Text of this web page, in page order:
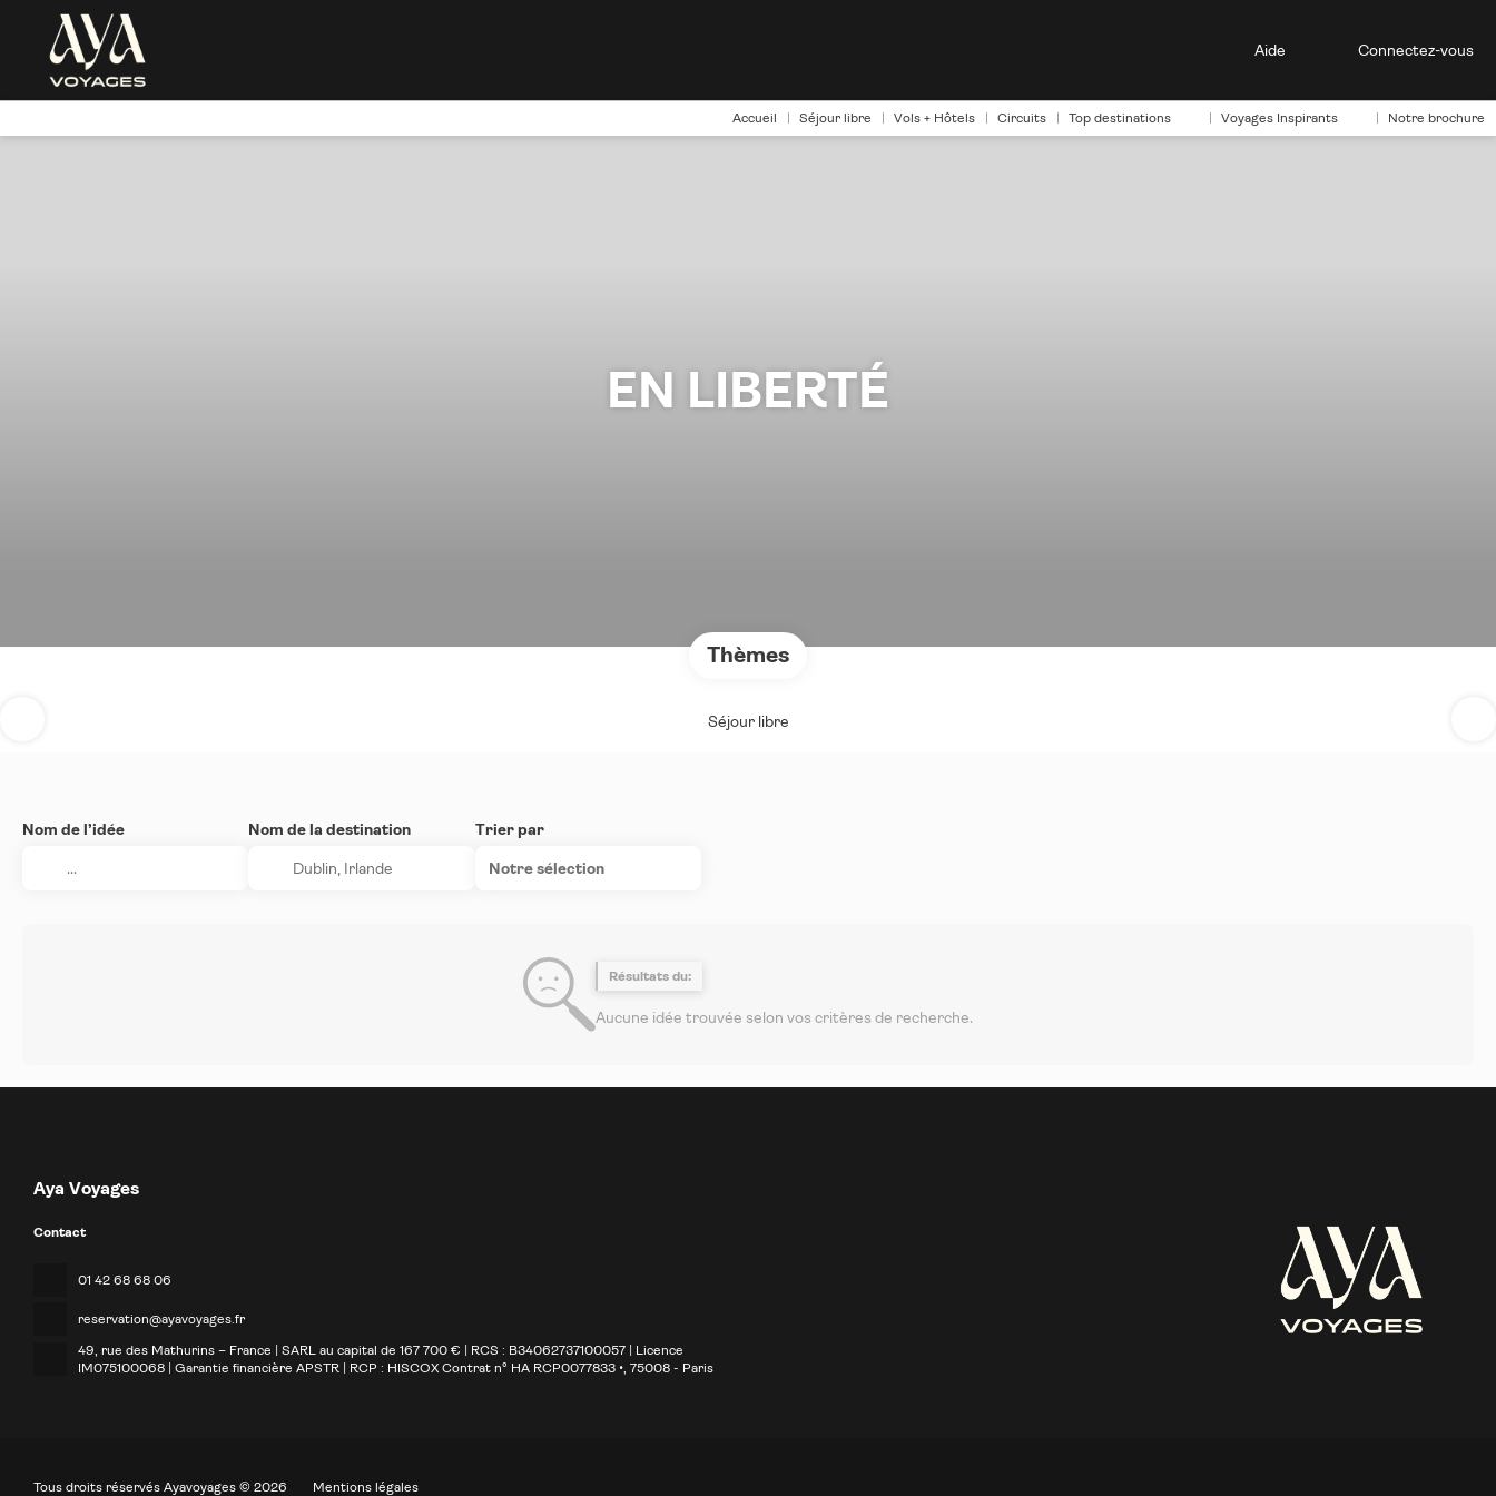
Aide Connectez-vous
Accueil Séjour libre Vols + Hôtels Circuits Top destinations Voyages Inspirants Notre brochure
EN LIBERTÉ
Thèmes
Séjour libre
Nom de l’idée Nom de la destination Trier par
Notre sélection
Résultats du:
Aucune idée trouvée selon vos critères de recherche.
Aya Voyages
Contact
01 42 68 68 06
reservation@ayavoyages.fr
49, rue des Mathurins – France | SARL au capital de 167 700 € | RCS : B34062737100057 | Licence
IM075100068 | Garantie financière APSTR | RCP : HISCOX Contrat n° HA RCP0077833 •, 75008 - Paris
Tous droits réservés Ayavoyages © 2026 Mentions légales